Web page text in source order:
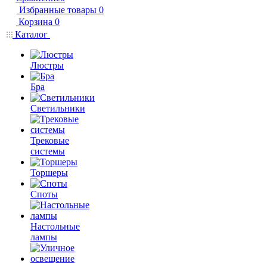
Избранные товары 0
Корзина 0
Каталог
Люстры
Бра
Светильники
Трековые
системы
Торшеры
Споты
Настольные
лампы